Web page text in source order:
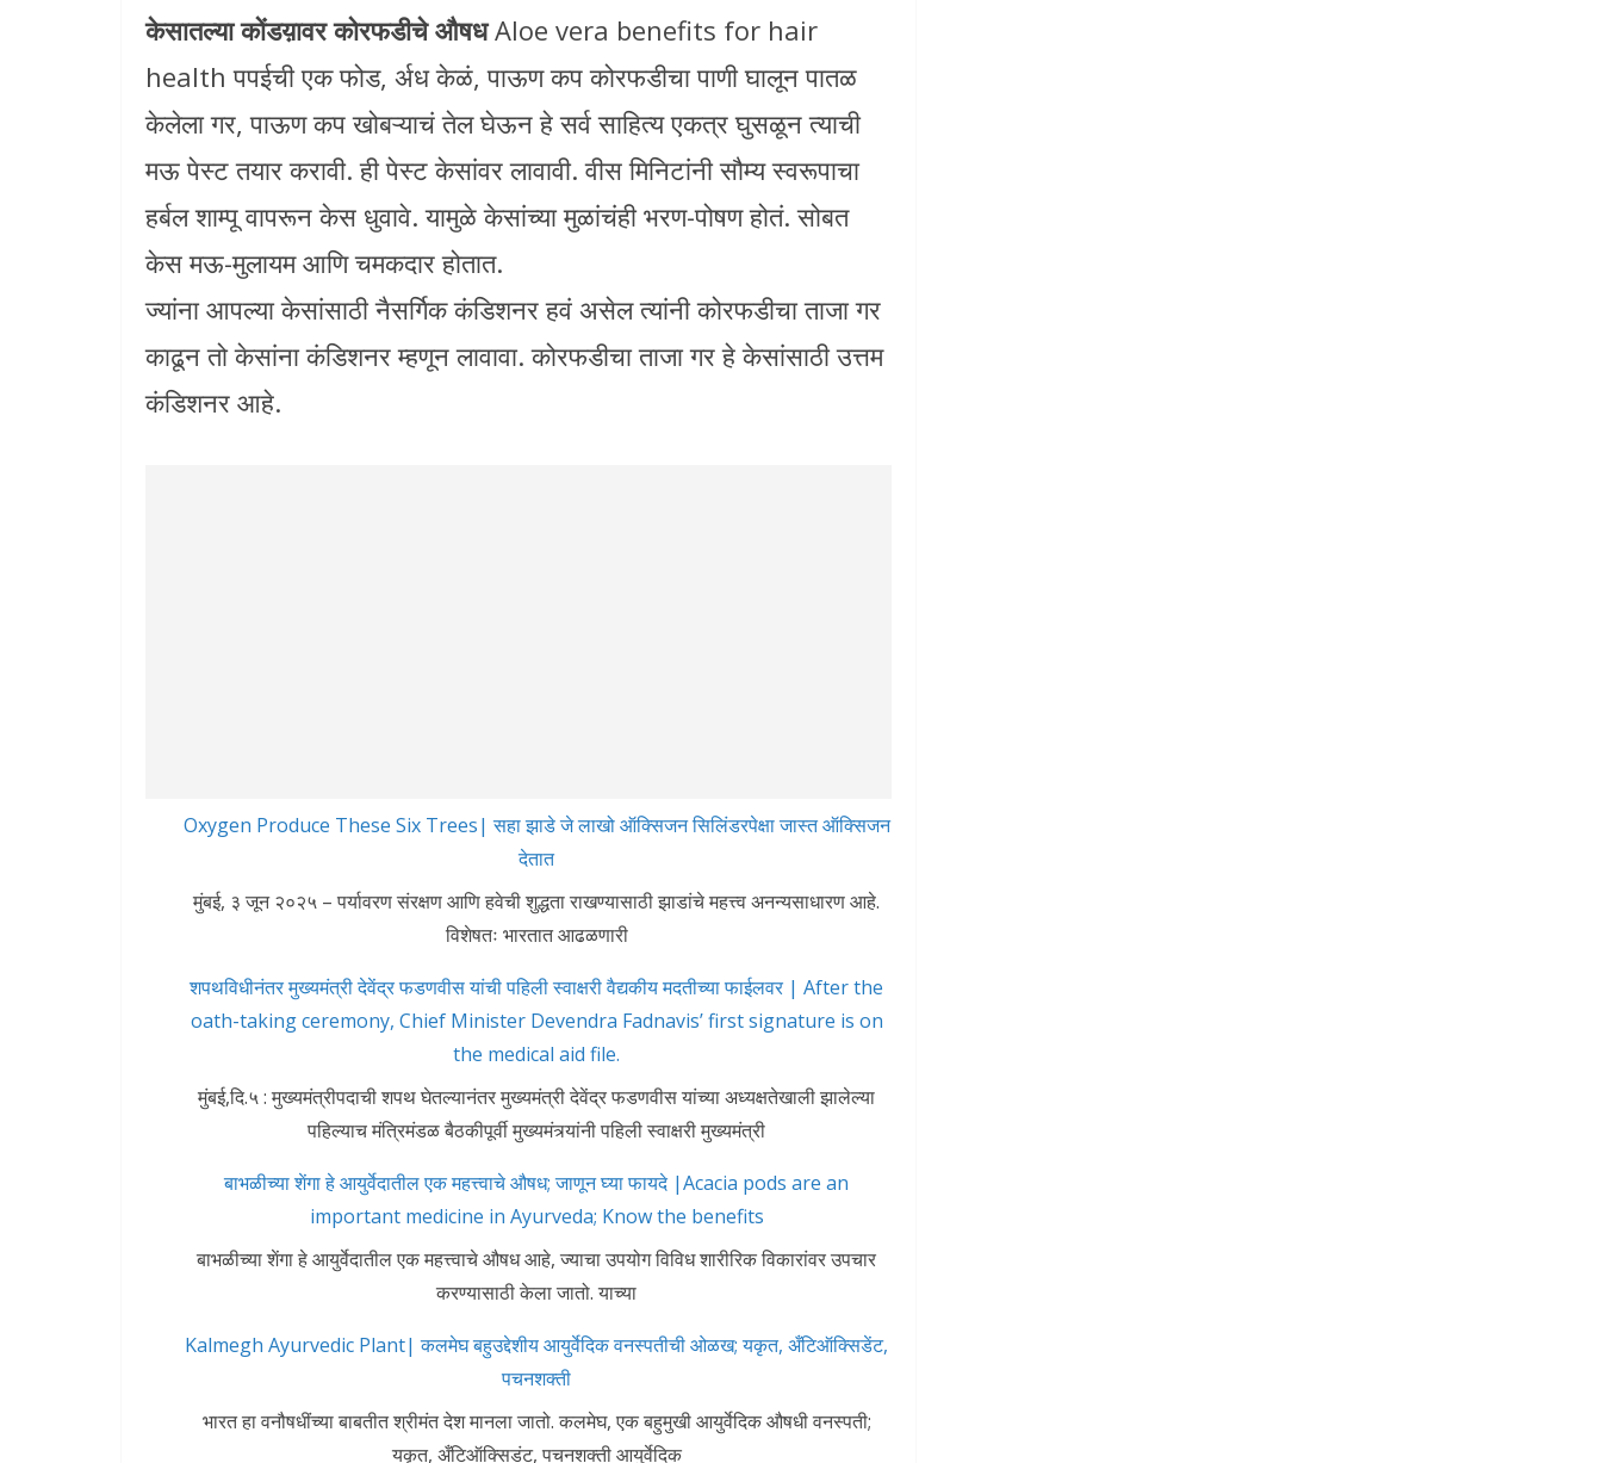
केसातल्या कोंडय़ावर कोरफडीचे औषधAloe vera benefits for hair
health पपईची एक फोड, र्अध केळं, पाऊण कप कोरफडीचा पाणी घालून पातळ
केलेला गर, पाऊण कप खोबऱ्याचं तेल घेऊन हे सर्व साहित्य एकत्र घुसळून त्याची
मऊ पेस्ट तयार करावी. ही पेस्ट केसांवर लावावी. वीस मिनिटांनी सौम्य स्वरूपाचा
हर्बल शाम्पू वापरून केस धुवावे. यामुळे केसांच्या मुळांचंही भरण-पोषण होतं. सोबत
केस मऊ-मुलायम आणि चमकदार होतात.
ज्यांना आपल्या केसांसाठी नैसर्गिक कंडिशनर हवं असेल त्यांनी कोरफडीचा ताजा गर
काढून तो केसांना कंडिशनर म्हणून लावावा. कोरफडीचा ताजा गर हे केसांसाठी उत्तम
कंडिशनर आहे.
Oxygen Produce These Six Trees| सहा झाडे जे लाखो ऑक्सिजन सिलिंडरपेक्षा जास्त ऑक्सिजन
देतात
मुंबई, ३ जून २०२५ – पर्यावरण संरक्षण आणि हवेची शुद्धता राखण्यासाठी झाडांचे महत्त्व अनन्यसाधारण आहे.
विशेषतः भारतात आढळणारी
शपथविधीनंतर मुख्यमंत्री देवेंद्र फडणवीस यांची पहिली स्वाक्षरी वैद्यकीय मदतीच्या फाईलवर | After the
oath-taking ceremony, Chief Minister Devendra Fadnavis’ first signature is on
the medical aid file.
मुंबई,दि.५ : मुख्यमंत्रीपदाची शपथ घेतल्यानंतर मुख्यमंत्री देवेंद्र फडणवीस यांच्या अध्यक्षतेखाली झालेल्या
पहिल्याच मंत्रिमंडळ बैठकीपूर्वी मुख्यमंत्र्यांनी पहिली स्वाक्षरी मुख्यमंत्री
बाभळीच्या शेंगा हे आयुर्वेदातील एक महत्त्वाचे औषध; जाणून घ्या फायदे |Acacia pods are an
important medicine in Ayurveda; Know the benefits
बाभळीच्या शेंगा हे आयुर्वेदातील एक महत्त्वाचे औषध आहे, ज्याचा उपयोग विविध शारीरिक विकारांवर उपचार
करण्यासाठी केला जातो. याच्या
Kalmegh Ayurvedic Plant| कलमेघ बहुउद्देशीय आयुर्वेदिक वनस्पतीची ओळख; यकृत, अँटिऑक्सिडेंट,
पचनशक्ती
भारत हा वनौषधींच्या बाबतीत श्रीमंत देश मानला जातो. कलमेघ, एक बहुमुखी आयुर्वेदिक औषधी वनस्पती;
यकृत, अँटिऑक्सिडंट, पचनशक्ती आयुर्वेदिक